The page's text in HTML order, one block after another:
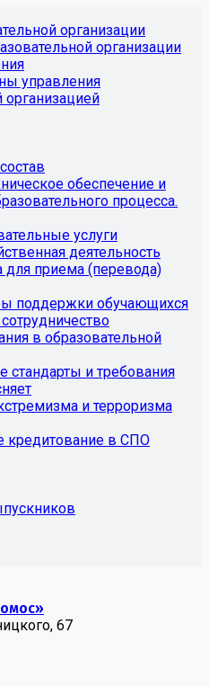
организации
организации
управления
организацией
обеспечение и
процесса.
услуги
деятельность
для приема (перевода)
поддержки обучающихся
в образовательной
стандарты и требования
и терроризма
кредитование в СПО
67